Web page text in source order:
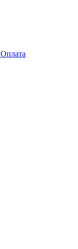
Оплата